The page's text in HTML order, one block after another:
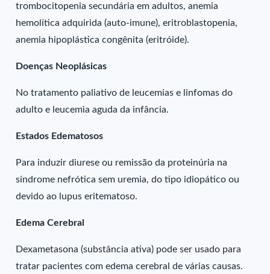
trombocitopenia secundária em adultos, anemia
hemolítica adquirida (auto-imune), eritroblastopenia,
anemia hipoplástica congênita (eritróide).
Doenças Neoplásicas
No tratamento paliativo de leucemias e linfomas do
adulto e leucemia aguda da infância.
Estados Edematosos
Para induzir diurese ou remissão da proteinúria na
síndrome nefrótica sem uremia, do tipo idiopático ou
devido ao lupus eritematoso.
Edema Cerebral
Dexametasona (substância ativa) pode ser usado para
tratar pacientes com edema cerebral de várias causas.